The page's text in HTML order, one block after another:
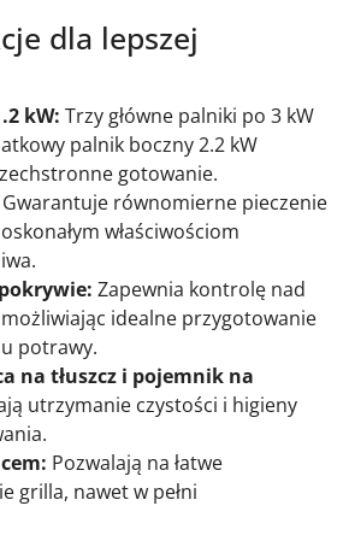
dla lepszej
kW: Trzy główne palniki po 3 kW
palnik boczny 2.2 kW
gotowanie.
Gwarantuje równomierne pieczenie
właściwościom
Zapewnia kontrolę nad
idealne przygotowanie
potrawy.
na tłuszcz i pojemnik na
utrzymanie czystości i higieny
Pozwalają na łatwe
grilla, nawet w pełni